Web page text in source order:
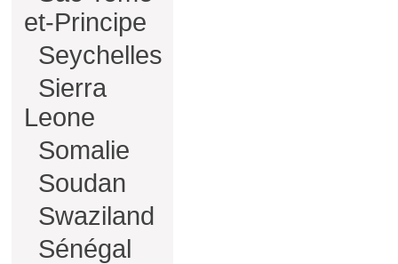
et-Principe
Seychelles
Sierra
Leone
Somalie
Soudan
Swaziland
Sénégal